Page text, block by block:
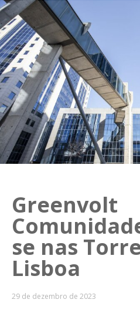
Greenvolt
se nas
Lisboa
29 de dezembro de 2023